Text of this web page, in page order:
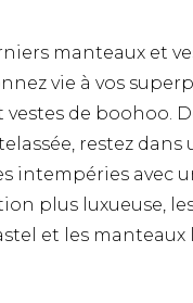
manteaux et
vie à vos
vestes de boohoo.
restez dans
intempéries avec
plus luxueuse,
et les